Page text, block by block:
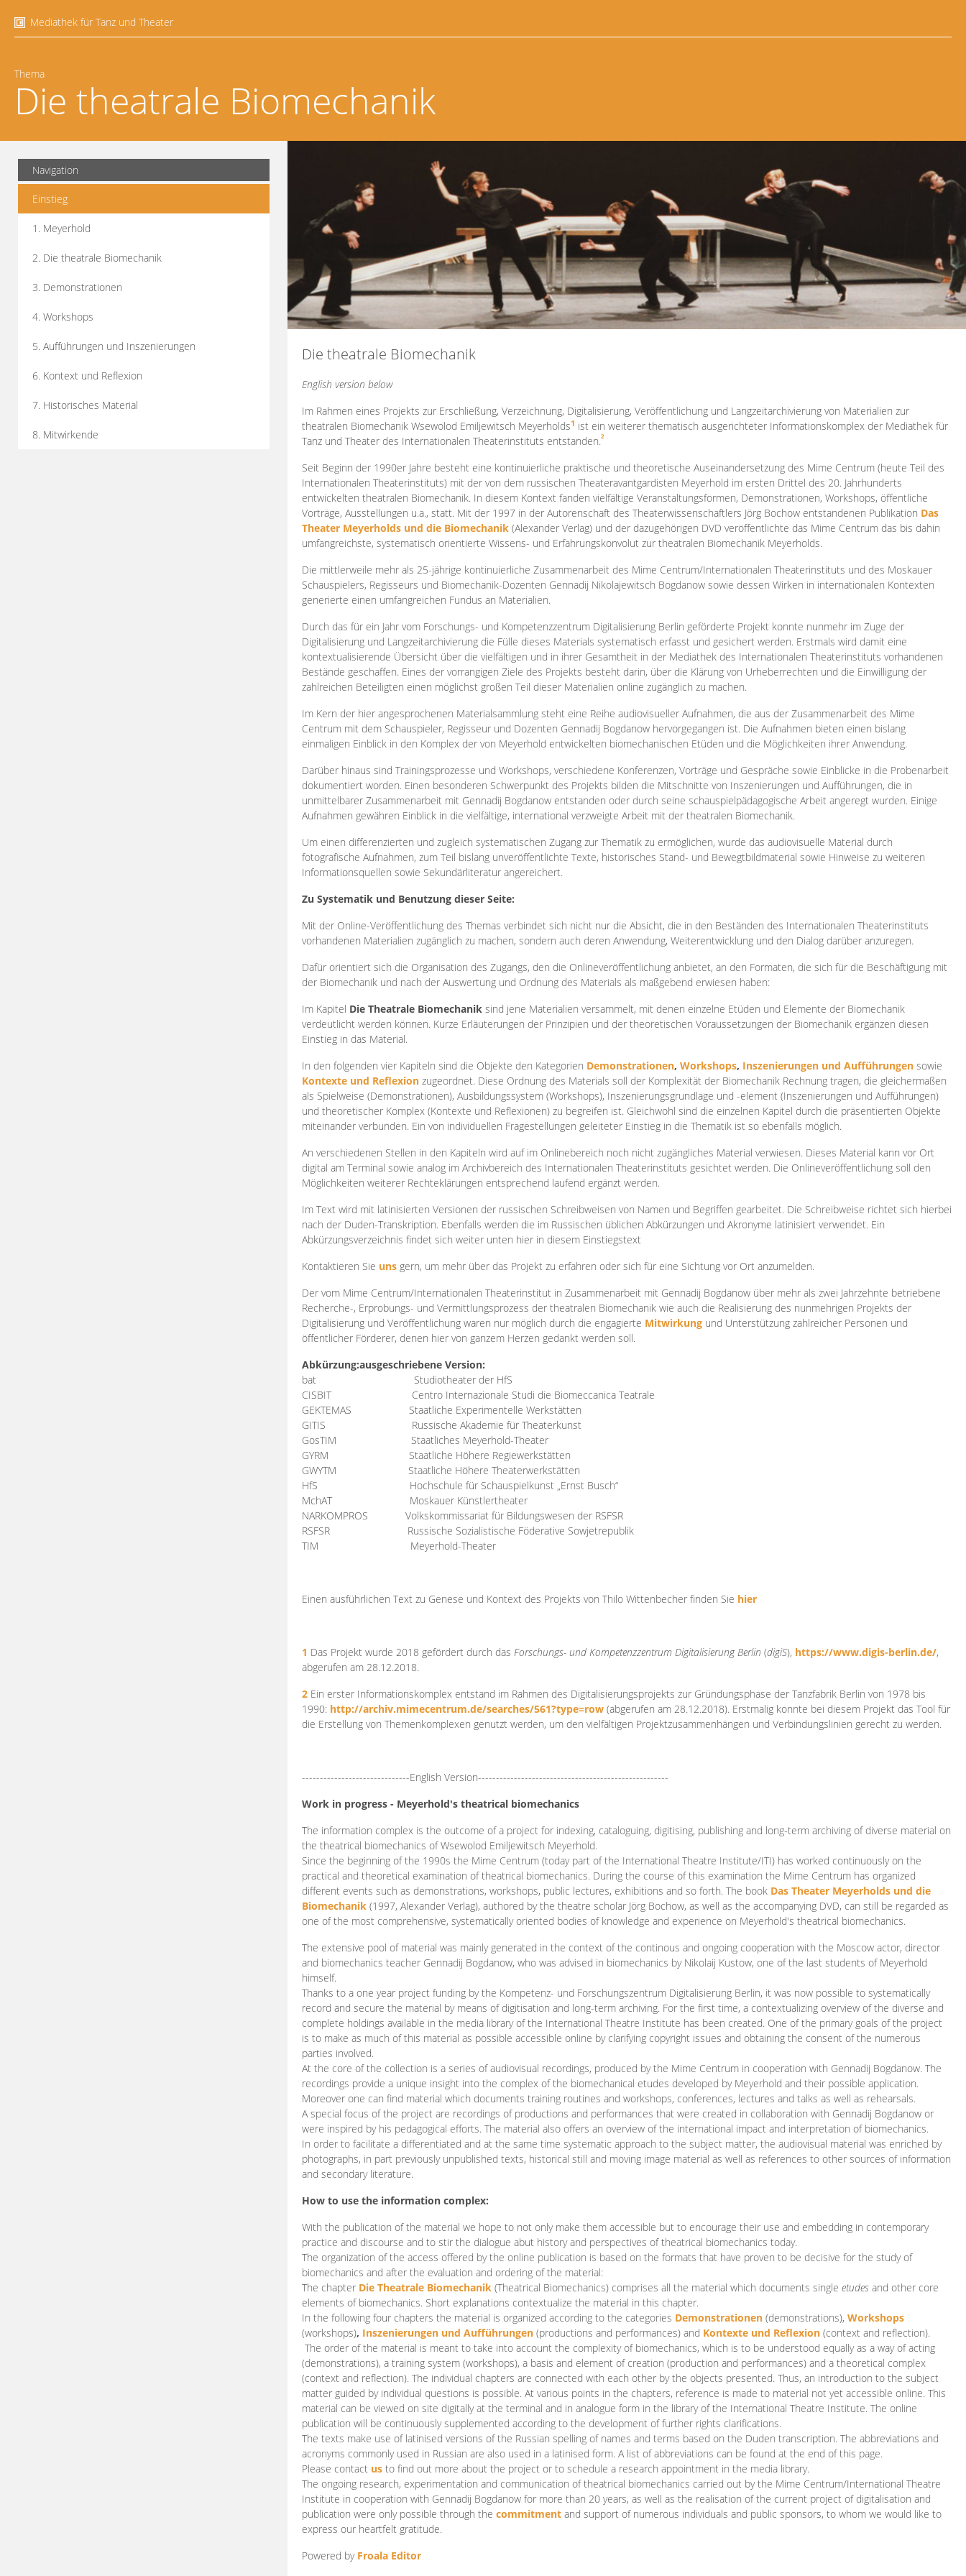
Mediathek für Tanz und Theater
Thema
Die theatrale Biomechanik
Navigation
Einstieg
1. Meyerhold
2. Die theatrale Biomechanik
3. Demonstrationen
4. Workshops
5. Aufführungen und Inszenierungen
6. Kontext und Reflexion
7. Historisches Material
8. Mitwirkende
Die theatrale Biomechanik
English version below
Im Rahmen eines Projekts zur Erschließung, Verzeichnung, Digitalisierung, Veröffentlichung und Langzeitarchivierung von Materialien zur
theatralen Biomechanik Wsewolod Emiljewitsch Meyerholds1 ist ein weiterer thematisch ausgerichteter Informationskomplex der Mediathek für
Tanz und Theater des Internationalen Theaterinstituts entstanden.2
Seit Beginn der 1990er Jahre besteht eine kontinuierliche praktische und theoretische Auseinandersetzung des Mime Centrum (heute Teil des
Internationalen Theaterinstituts) mit der von dem russischen Theateravantgardisten Meyerhold im ersten Drittel des 20. Jahrhunderts
entwickelten theatralen Biomechanik. In diesem Kontext fanden vielfältige Veranstaltungsformen, Demonstrationen, Workshops, öffentliche
Vorträge, Ausstellungen u.a., statt. Mit der 1997 in der Autorenschaft des Theaterwissenschaftlers Jörg Bochow entstandenen Publikation Das
Theater Meyerholds und die Biomechanik (Alexander Verlag) und der dazugehörigen DVD veröffentlichte das Mime Centrum das bis dahin
umfangreichste, systematisch orientierte Wissens- und Erfahrungskonvolut zur theatralen Biomechanik Meyerholds.
Die mittlerweile mehr als 25-jährige kontinuierliche Zusammenarbeit des Mime Centrum/Internationalen Theaterinstituts und des Moskauer
Schauspielers, Regisseurs und Biomechanik-Dozenten Gennadij Nikolajewitsch Bogdanow sowie dessen Wirken in internationalen Kontexten
generierte einen umfangreichen Fundus an Materialien.
Durch das für ein Jahr vom Forschungs- und Kompetenzzentrum Digitalisierung Berlin geförderte Projekt konnte nunmehr im Zuge der
Digitalisierung und Langzeitarchivierung die Fülle dieses Materials systematisch erfasst und gesichert werden. Erstmals wird damit eine
kontextualisierende Übersicht über die vielfältigen und in ihrer Gesamtheit in der Mediathek des Internationalen Theaterinstituts vorhandenen
Bestände geschaffen. Eines der vorrangigen Ziele des Projekts besteht darin, über die Klärung von Urheberrechten und die Einwilligung der
zahlreichen Beteiligten einen möglichst großen Teil dieser Materialien online zugänglich zu machen.
Im Kern der hier angesprochenen Materialsammlung steht eine Reihe audiovisueller Aufnahmen, die aus der Zusammenarbeit des Mime
Centrum mit dem Schauspieler, Regisseur und Dozenten Gennadij Bogdanow hervorgegangen ist. Die Aufnahmen bieten einen bislang
einmaligen Einblick in den Komplex der von Meyerhold entwickelten biomechanischen Etüden und die Möglichkeiten ihrer Anwendung.
Darüber hinaus sind Trainingsprozesse und Workshops, verschiedene Konferenzen, Vorträge und Gespräche sowie Einblicke in die Probenarbeit
dokumentiert worden. Einen besonderen Schwerpunkt des Projekts bilden die Mitschnitte von Inszenierungen und Aufführungen, die in
unmittelbarer Zusammenarbeit mit Gennadij Bogdanow entstanden oder durch seine schauspielpädagogische Arbeit angeregt wurden. Einige
Aufnahmen gewähren Einblick in die vielfältige, international verzweigte Arbeit mit der theatralen Biomechanik.
Um einen differenzierten und zugleich systematischen Zugang zur Thematik zu ermöglichen, wurde das audiovisuelle Material durch
fotografische Aufnahmen, zum Teil bislang unveröffentlichte Texte, historisches Stand- und Bewegtbildmaterial sowie Hinweise zu weiteren
Informationsquellen sowie Sekundärliteratur angereichert.
Zu Systematik und Benutzung dieser Seite:
Mit der Online-Veröffentlichung des Themas verbindet sich nicht nur die Absicht, die in den Beständen des Internationalen Theaterinstituts
vorhandenen Materialien zugänglich zu machen, sondern auch deren Anwendung, Weiterentwicklung und den Dialog darüber anzuregen.
Dafür orientiert sich die Organisation des Zugangs, den die Onlineveröffentlichung anbietet, an den Formaten, die sich für die Beschäftigung mit
der Biomechanik und nach der Auswertung und Ordnung des Materials als maßgebend erwiesen haben:
Im Kapitel Die Theatrale Biomechanik sind jene Materialien versammelt, mit denen einzelne Etüden und Elemente der Biomechanik
verdeutlicht werden können. Kurze Erläuterungen der Prinzipien und der theoretischen Voraussetzungen der Biomechanik ergänzen diesen
Einstieg in das Material.
In den folgenden vier Kapiteln sind die Objekte den Kategorien Demonstrationen, Workshops, Inszenierungen und Aufführungen sowie
Kontexte und Reflexion zugeordnet. Diese Ordnung des Materials soll der Komplexität der Biomechanik Rechnung tragen, die gleichermaßen
als Spielweise (Demonstrationen), Ausbildungssystem (Workshops), Inszenierungsgrundlage und -element (Inszenierungen und Aufführungen)
und theoretischer Komplex (Kontexte und Reflexionen) zu begreifen ist. Gleichwohl sind die einzelnen Kapitel durch die präsentierten Objekte
miteinander verbunden. Ein von individuellen Fragestellungen geleiteter Einstieg in die Thematik ist so ebenfalls möglich.
An verschiedenen Stellen in den Kapiteln wird auf im Onlinebereich noch nicht zugängliches Material verwiesen. Dieses Material kann vor Ort
digital am Terminal sowie analog im Archivbereich des Internationalen Theaterinstituts gesichtet werden. Die Onlineveröffentlichung soll den
Möglichkeiten weiterer Rechteklärungen entsprechend laufend ergänzt werden.
Im Text wird mit latinisierten Versionen der russischen Schreibweisen von Namen und Begriffen gearbeitet. Die Schreibweise richtet sich hierbei
nach der Duden-Transkription. Ebenfalls werden die im Russischen üblichen Abkürzungen und Akronyme latinisiert verwendet. Ein
Abkürzungsverzeichnis findet sich weiter unten hier in diesem Einstiegstext
Kontaktieren Sie uns gern, um mehr über das Projekt zu erfahren oder sich für eine Sichtung vor Ort anzumelden.
Der vom Mime Centrum/Internationalen Theaterinstitut in Zusammenarbeit mit Gennadij Bogdanow über mehr als zwei Jahrzehnte betriebene
Recherche-, Erprobungs- und Vermittlungsprozess der theatralen Biomechanik wie auch die Realisierung des nunmehrigen Projekts der
Digitalisierung und Veröffentlichung waren nur möglich durch die engagierte Mitwirkung und Unterstützung zahlreicher Personen und
öffentlicher Förderer, denen hier von ganzem Herzen gedankt werden soll.
Abkürzung:ausgeschriebene Version:
bat
Studiotheater der HfS
CISBIT
Centro Internazionale Studi die Biomeccanica Teatrale
GEKTEMAS
Staatliche Experimentelle Werkstätten
GITIS
Russische Akademie für Theaterkunst
GosTIM
Staatliches Meyerhold-Theater
GYRM
Staatliche Höhere Regiewerkstätten
GWYTM
Staatliche Höhere Theaterwerkstätten
HfS
Hochschule für Schauspielkunst „Ernst Busch“
MchAT
Moskauer Künstlertheater
NARKOMPROS
Volkskommissariat für Bildungswesen der RSFSR
RSFSR
Russische Sozialistische Föderative Sowjetrepublik
TIM Meyerhold-Theater
Einen ausführlichen Text zu Genese und Kontext des Projekts von Thilo Wittenbecher finden Sie hier
1 Das Projekt wurde 2018 gefördert durch das Forschungs- und Kompetenzzentrum DigitalisierungBerlin (digiS), https://www.digis-berlin.de/,
abgerufen am 28.12.2018.
2 Ein erster Informationskomplex entstand im Rahmen des Digitalisierungsprojekts zur Gründungsphase der Tanzfabrik Berlin von 1978 bis
1990: http://archiv.mimecentrum.de/searches/561?type=row (abgerufen am 28.12.2018). Erstmalig konnte bei diesem Projekt das Tool für
die Erstellung von Themenkomplexen genutzt werden, um den vielfältigen Projektzusammenhängen und Verbindungslinien gerecht zu werden.
------------------------------English Version-----------------------------------------------------
Work in progress - Meyerhold's theatrical biomechanics
The information complex is the outcome of a project for indexing, cataloguing, digitising, publishing and long-term archiving of diverse material on
the theatrical biomechanics of Wsewolod Emiljewitsch Meyerhold.
Since the beginning of the 1990s the Mime Centrum (today part of the International Theatre Institute/ITI) has worked continuously on the
practical and theoretical examination of theatrical biomechanics. During the course of this examination the Mime Centrum has organized
different events such as demonstrations, workshops, public lectures, exhibitions and so forth. The book Das Theater Meyerholds und die
Biomechanik (1997, Alexander Verlag), authored by the theatre scholar Jörg Bochow, as well as the accompanying DVD, can still be regarded as
one of the most comprehensive, systematically oriented bodies of knowledge and experience on Meyerhold's theatrical biomechanics.
The extensive pool of material was mainly generated in the context of the continous and ongoing cooperation with the Moscow actor, director
and biomechanics teacher Gennadij Bogdanow, who was advised in biomechanics by Nikolaij Kustow, one of the last students of Meyerhold
himself.
Thanks to a one year project funding by the Kompetenz- und Forschungszentrum Digitalisierung Berlin, it was now possible to systematically
record and secure the material by means of digitisation and long-term archiving. For the first time, a contextualizing overview of the diverse and
complete holdings available in the media library of the International Theatre Institute has been created. One of the primary goals of the project
is to make as much of this material as possible accessible online by clarifying copyright issues and obtaining the consent of the numerous
parties involved.
At the core of the collection is a series of audiovisual recordings, produced by the Mime Centrum in cooperation with Gennadij Bogdanow. The
recordings provide a unique insight into the complex of the biomechanical etudes developed by Meyerhold and their possible application.
Moreover one can find material which documents training routines and workshops, conferences, lectures and talks as well as rehearsals.
A special focus of the project are recordings of productions and performances that were created in collaboration with Gennadij Bogdanow or
were inspired by his pedagogical efforts. The material also offers an overview of the international impact and interpretation of biomechanics.
In order to facilitate a differentiated and at the same time systematic approach to the subject matter, the audiovisual material was enriched by
photographs, in part previously unpublished texts, historical still and moving image material as well as references to other sources of information
and secondary literature.
How to use the information complex:
With the publication of the material we hope to not only make them accessible but to encourage their use and embedding in contemporary
practice and discourse and to stir the dialogue abut history and perspectives of theatrical biomechanics today.
The organization of the access offered by the online publication is based on the formats that have proven to be decisive for the study of
biomechanics and after the evaluation and ordering of the material:
The chapter Die Theatrale Biomechanik (Theatrical Biomechanics) comprises all the material which documents single etudes and other core
elements of biomechanics. Short explanations contextualize the material in this chapter.
In the following four chapters the material is organized according to the categories Demonstrationen (demonstrations), Workshops
(workshops), Inszenierungen und Aufführungen (productions and performances) and Kontexte und Reflexion (context and reflection).
The order of the material is meant to take into account the complexity of biomechanics, which is to be understood equally as a way of acting
(demonstrations), a training system (workshops), a basis and element of creation (production and performances) and a theoretical complex
(context and reflection). The individual chapters are connected with each other by the objects presented. Thus, an introduction to the subject
matter guided by individual questions is possible. At various points in the chapters, reference is made to material not yet accessible online. This
material can be viewed on site digitally at the terminal and in analogue form in the library of the International Theatre Institute. The online
publication will be continuously supplemented according to the development of further rights clarifications.
The texts make use of latinised versions of the Russian spelling of names and terms based on the Duden transcription. The abbreviations and
acronyms commonly used in Russian are also used in a latinised form. A list of abbreviations can be found at the end of this page.
Please contact us to find out more about the project or to schedule a research appointment in the media library.
The ongoing research, experimentation and communication of theatrical biomechanics carried out by the Mime Centrum/International Theatre
Institute in cooperation with Gennadij Bogdanow for more than 20 years, as well as the realisation of the current project of digitalisation and
publication were only possible through the commitment and support of numerous individuals and public sponsors, to whom we would like to
express our heartfelt gratitude.
Powered by Froala Editor